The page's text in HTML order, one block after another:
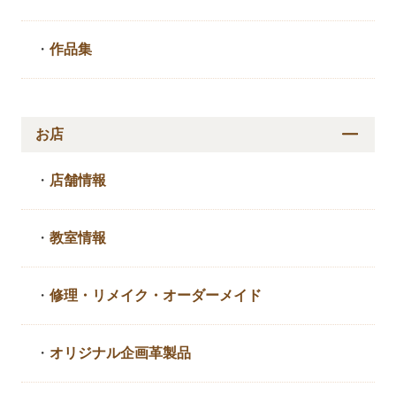
・作品集
お店
・ 店舗情報
・教室情報
・修理・リメイク・ オーダーメイド
・ オリジナル企画革製品